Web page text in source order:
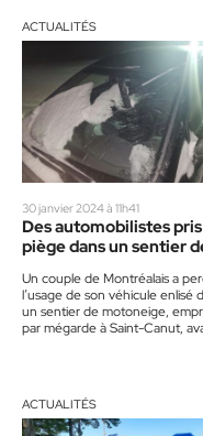
ACTUALITÉS
30 janvier 2024 à 11h41
Des automobilistes pris
piège dans un sentier
Un couple de Montréalais a
l’usage de son véhicule enlisé
un sentier de motoneige,
par mégarde à Saint-Canut,
ACTUALITÉS